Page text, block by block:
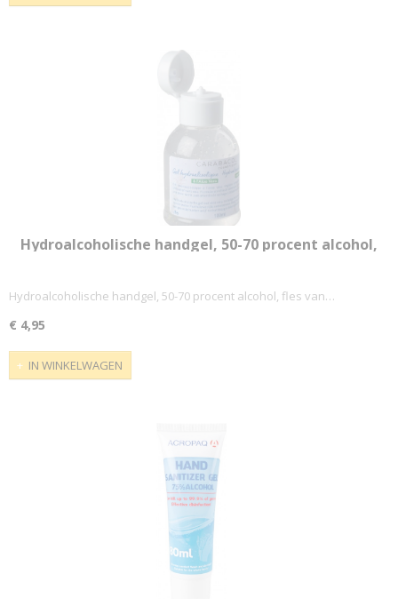
Hydroalcoholische handgel, 50-70 procent alcohol,
Hydroalcoholische handgel, 50-70 procent alcohol, fles van…
€ 4,95
IN WINKELWAGEN